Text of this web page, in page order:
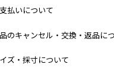
払いについて
のキャンセル・交換・返品に
ズ・採寸について